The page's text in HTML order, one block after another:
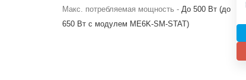
Макс. потребляемая мощность - До 500 Вт (до
650 Вт с модулем ME6K-SM-STAT)